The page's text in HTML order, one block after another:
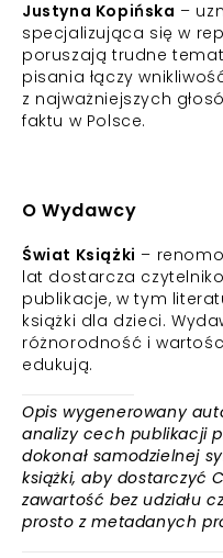
Justyna Kopińska –
specjalizująca się w
poruszają trudne
pisania łączy
z najważniejszych
faktu w Polsce.
O Wydawcy
Świat Książki –
lat dostarcza
publikacje, w tym
książki dla dzieci.
różnorodność i
edukują.
Opis wygenerowany
analizy cech publikacji
dokonał samodzielnej
książki, aby dostarczyć
zawartość bez udziału
prosto z metadanych